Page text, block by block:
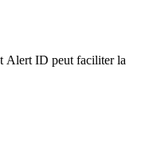
Alert ID peut faciliter la